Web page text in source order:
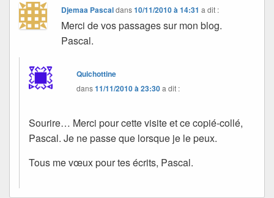
Djemaa Pascaldans10/11/2010 à 14:31 a dit :
Merci de vos passages sur mon blog.
Pascal.
Quichottine
dans11/11/2010 à 23:30a dit :
Sourire… Merci pour cette visite et ce copié-collé,
Pascal. Je ne passe que lorsque je le peux.
Tous me vœux pour tes écrits, Pascal.